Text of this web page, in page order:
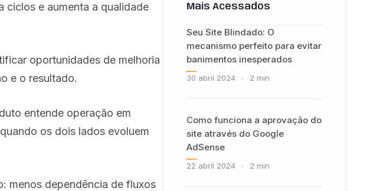
ciclos e aumenta a qualidade
oportunidades de melhoria
e o resultado.
entende operação em
os dois lados evoluem
menos dependência de fluxos
Mais Acessados
Seu Site Blindado: O
mecanismo perfeito para evitar
banimentos inesperados
30 abril 2024
Como funciona a aprovação do
site através do Google
AdSense
22 abril 2024